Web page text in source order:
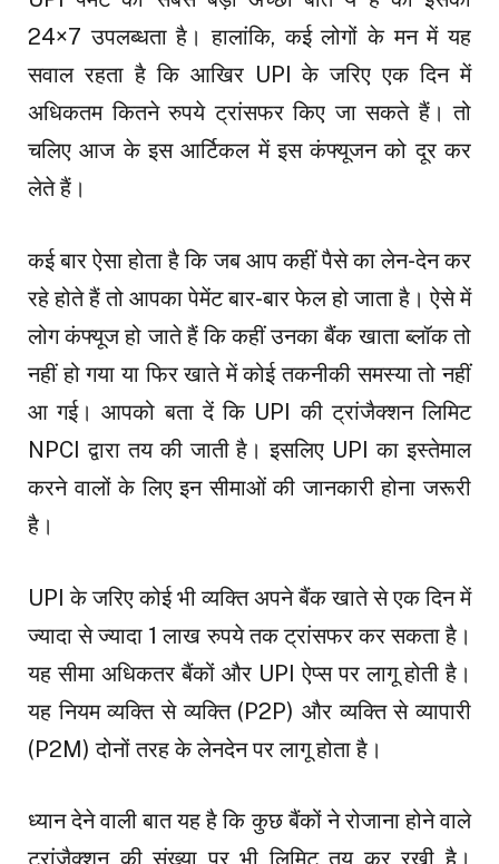
24×7 उपलब्धता है। हालांकि, कई लोगों के मन में यह
सवाल रहता है कि आखिर UPI के जरिए एक दिन में
अधिकतम कितने रुपये ट्रांसफर किए जा सकते हैं। तो
चलिए आज के इस आर्टिकल में इस कंफ्यूजन को दूर कर
लेते हैं।
कई बार ऐसा होता है कि जब आप कहीं पैसे का लेन-देन कर
रहे होते हैं तो आपका पेमेंट बार-बार फेल हो जाता है। ऐसे में
लोग कंफ्यूज हो जाते हैं कि कहीं उनका बैंक खाता ब्लॉक तो
नहीं हो गया या फिर खाते में कोई तकनीकी समस्या तो नहीं
आ गई। आपको बता दें कि UPI की ट्रांजैक्शन लिमिट
NPCI द्वारा तय की जाती है। इसलिए UPI का इस्तेमाल
करने वालों के लिए इन सीमाओं की जानकारी होना जरूरी
है।
UPI के जरिए कोई भी व्यक्ति अपने बैंक खाते से एक दिन में
ज्यादा से ज्यादा 1 लाख रुपये तक ट्रांसफर कर सकता है।
यह सीमा अधिकतर बैंकों और UPI ऐप्स पर लागू होती है।
यह नियम व्यक्ति से व्यक्ति (P2P) और व्यक्ति से व्यापारी
(P2M) दोनों तरह के लेनदेन पर लागू होता है।
ध्यान देने वाली बात यह है कि कुछ बैंकों ने रोजाना होने वाले